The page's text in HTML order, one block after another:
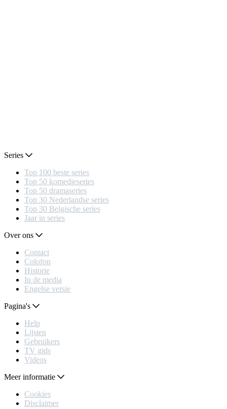
Series
Top 100 beste series
Top 50 komedieseries
Top 50 dramaseries
Top 30 Nederlandse series
Top 30 Belgische series
Jaar in series
Over ons
Contact
Colofon
Historie
In de media
Engelse versie
Pagina's
Help
Lijsten
Gebruikers
TV gids
Videos
Meer informatie
Cookies
Disclaimer